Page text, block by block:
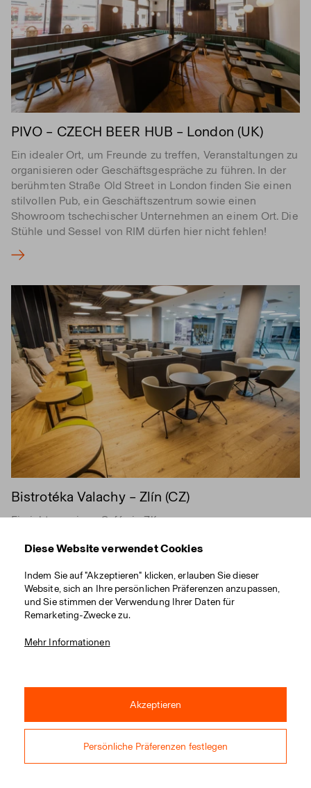
PIVO – CZECH BEER HUB – London (UK)
Ein idealer Ort, um Freunde zu treffen, Veranstaltungen zu
organisieren oder Geschäftsgespräche zu führen. In der
berühmten Straße Old Street in London finden Sie einen
stilvollen Pub, ein Geschäftszentrum sowie einen
Showroom tschechischer Unternehmen an einem Ort. Die
Stühle und Sessel von RIM dürfen hier nicht fehlen!
Bistrotéka Valachy – Zlín (CZ)
Einrichtung eines Cafés in Zlín.
Diese Website verwendet Cookies
Indem Sie auf "Akzeptieren" klicken, erlauben Sie dieser
Website, sich an Ihre persönlichen Präferenzen anzupassen,
und Sie stimmen der Verwendung Ihrer Daten für
Remarketing-Zwecke zu.
Mehr Informationen
Akzeptieren
Persönliche Präferenzen festlegen